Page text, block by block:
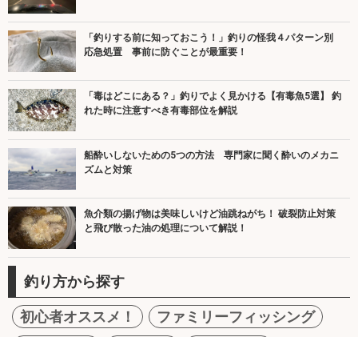
「釣りする前に知っておこう！」釣りの怪我４パターン別
応急処置 事前に防ぐことが最重要！
「毒はどこにある？」釣りでよく見かける【有毒魚5選】 釣
れた時に注意すべき有毒部位を解説
船酔いしないための5つの方法 専門家に聞く酔いのメカニ
ズムと対策
魚介類の揚げ物は美味しいけど油跳ねがち！ 破裂防止対策
と飛び散った油の処理について解説！
釣り方から探す
初心者オススメ！
ファミリーフィッシング